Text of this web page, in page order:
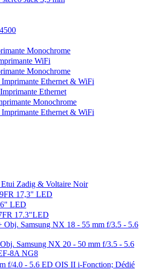
Monochrome
WiFi
Monochrome
Ethernet & WiFi
Ethernet
Monochrome
Ethernet & WiFi
Zadig & Voltaire Noir
17,3" LED
LED
17.3"LED
Obj. Samsung NX 18 - 55 mm f/3.5 - 5.6
Samsung NX 20 - 50 mm f/3.5 - 5.6
8A NG8
f/4.0 - 5.6 ED OIS II i-Fonction; Dédié